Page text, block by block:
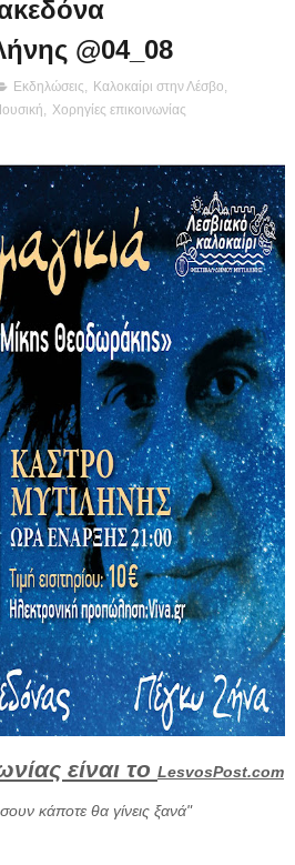
@04_08
Εκδηλώσεις Καλοκαίρι στην Λέσβο
Χορηγίες επικοινωνίας
είναι το LesvosPost.com
κάποτε θα γίνεις ξανά"